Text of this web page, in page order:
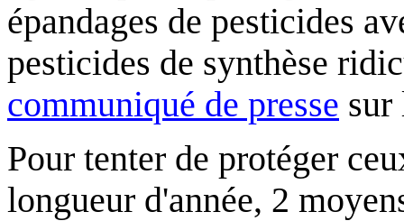
épandages de pesticides
pesticides de synthèse
communiqué de presse sur
Pour tenter de protéger
longueur d'année, 2